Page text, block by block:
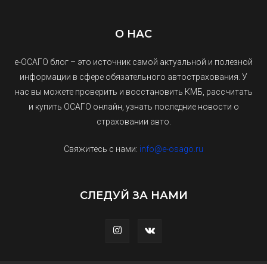
О НАС
е-ОСАГО блог – это источник самой актуальной и полезной
информации в сфере обязательного автострахования. У
нас вы можете проверить и восстановить КМБ, рассчитать
и купить ОСАГО онлайн, узнать последние новости о
страховании авто.
Свяжитесь с нами: info@e-osago.ru
СЛЕДУЙ ЗА НАМИ